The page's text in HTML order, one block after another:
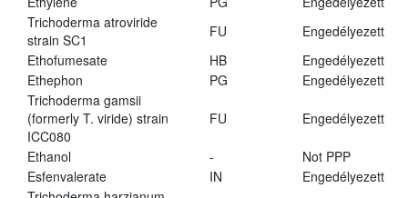
Trichoderma atroviride
strain SC1
FU
Engedélyezett
Ethofumesate
HB
Engedélyezett
Ethephon
PG
Engedélyezett
Trichoderma gamsii
(formerly T. viride) strain
ICC080
FU Engedélyezett
Ethanol -
Not PPP
Esfenvalerate
IN
Engedélyezett